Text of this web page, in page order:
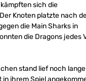
sich die
Knoten platzte nach
die Main Sharks in
die Dragons
stand lief noch
ihrem Spiel